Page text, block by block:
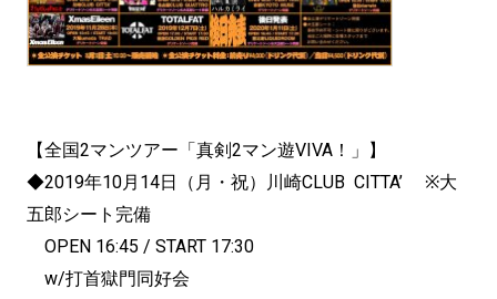
【全国2マンツアー「真剣2マン遊VIVA！」】
◆2019年10月14日（月・祝）川崎CLUB CITTA’ ※大
五郎シート完備
OPEN 16:45 / START 17:30
w/打首獄門同好会